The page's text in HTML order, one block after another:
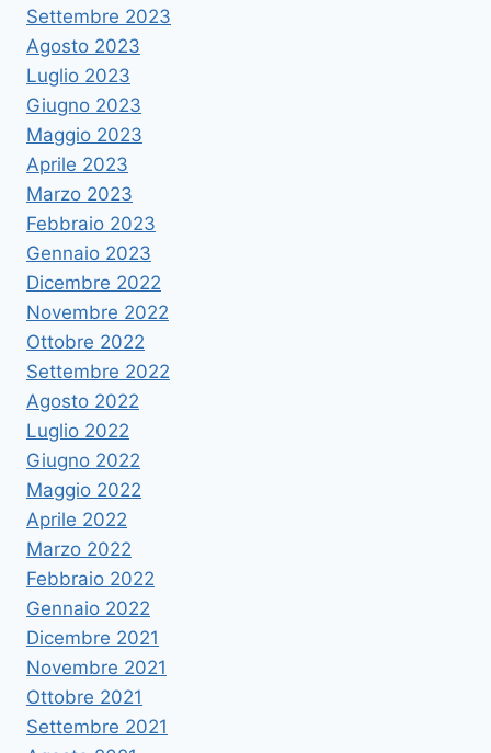
Settembre 2023
Agosto 2023
Luglio 2023
Giugno 2023
Maggio 2023
Aprile 2023
Marzo 2023
Febbraio 2023
Gennaio 2023
Dicembre 2022
Novembre 2022
Ottobre 2022
Settembre 2022
Agosto 2022
Luglio 2022
Giugno 2022
Maggio 2022
Aprile 2022
Marzo 2022
Febbraio 2022
Gennaio 2022
Dicembre 2021
Novembre 2021
Ottobre 2021
Settembre 2021